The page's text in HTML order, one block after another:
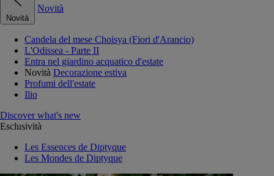
Novità
Novità
Candela del mese Choisya (Fiori d'Arancio)
L'Odissea - Parte II
Entra nel giardino acquatico d'estate
Novità Decorazione estiva
Profumi dell'estate
Ilio
Discover what's new
Esclusività
Les Essences de Diptyque
Les Mondes de Diptyque